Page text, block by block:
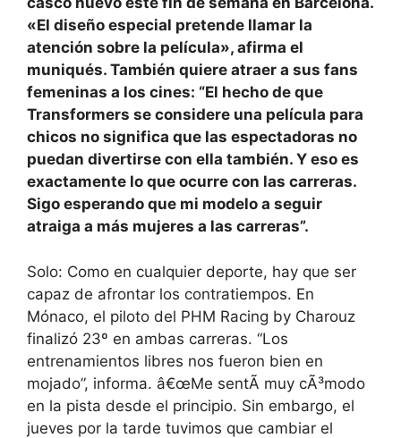
«El diseño especial pretende llamar la
atención sobre la película», afirma el
muniqués. También quiere atraer a sus fans
femeninas a los cines: “El hecho de que
Transformers se considere una película para
chicos no significa que las espectadoras no
puedan divertirse con ella también. Y eso es
exactamente lo que ocurre con las carreras.
Sigo esperando que mi modelo a seguir
atraiga a más mujeres a las carreras”.
Solo: Como en cualquier deporte, hay que ser
capaz de afrontar los contratiempos. En
Mónaco, el piloto del PHM Racing by Charouz
finalizó 23º en ambas carreras. “Los
entrenamientos libres nos fueron bien en
mojado”, informa. â€œMe sentÃ muy cÃ³modo
en la pista desde el principio. Sin embargo, el
jueves por la tarde tuvimos que cambiar el